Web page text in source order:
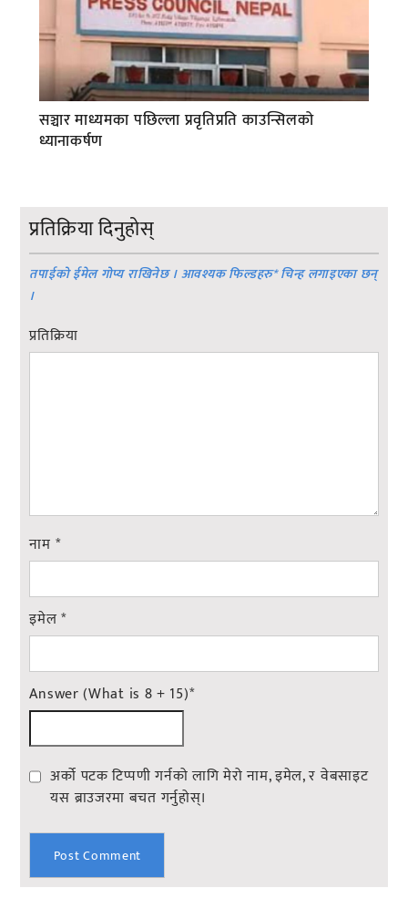
सञ्चार माध्यमका पछिल्ला प्रवृतिप्रति काउन्सिलको
ध्यानाकर्षण
प्रतिक्रिया दिनुहोस्
तपाईको ईमेल गोप्य राखिनेछ । आवश्यक फिल्डहरु*चिन्ह लगाइएका छन्
।
प्रतिक्रिया
नाम *
इमेल*
Answer (What is 8 + 15)*
अर्को पटक टिप्पणी गर्नको लागि मेरो नाम, इमेल, र वेबसाइट
यस ब्राउजरमा बचत गर्नुहोस्।